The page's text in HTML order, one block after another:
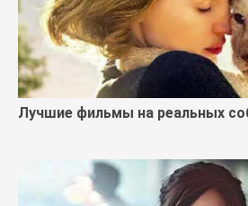
Лучшие фильмы на реальных